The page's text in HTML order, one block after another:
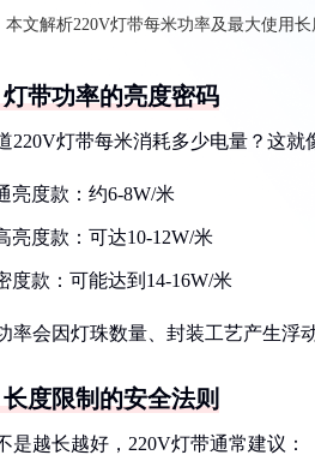
本文解析220V灯带每米功率及最大使用
带功率的亮度密码
220V灯带每米消耗多少电量？这
亮度款：约6-8W/米
亮度款：可达10-12W/米
度款：可能达到14-16W/米
率会因灯珠数量、封装工艺产生浮
度限制的安全法则
是越长越好，220V灯带通常建议：